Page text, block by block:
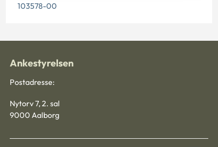
103578-00
Ankestyrelsen
Postadresse:
Nytorv 7, 2. sal
9000 Aalborg